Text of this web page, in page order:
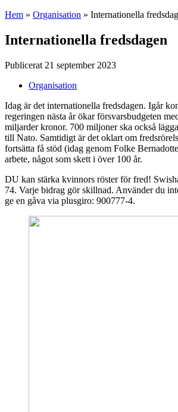
Hem » Organisation » Internationella
Internationella fredsdagen
Publicerat 21 september 2023
Organisation
Idag är det internationella fredsdagen. Igår
regeringen nästa år ökar försvarsbudgeten
miljarder kronor. 700 miljoner ska också
till Nato. Samtidigt är det oklart om
fortsätta få stöd (idag genom Folke
arbete, något som skett i över 100 år.
DU kan stärka kvinnors röster för fred!
74. Varje bidrag gör skillnad. Använder du
ge en gåva via plusgiro: 900777-4.